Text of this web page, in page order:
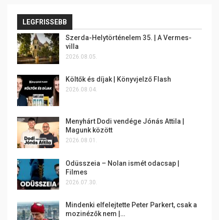
LEGFRISSEBB
Szerda-Helytörténelem 35. | A Vermes-
villa
2026.08.05.
Költők és díjak | Könyvjelző Flash
2026.08.04.
Menyhárt Dodi vendége Jónás Attila |
Magunk között
2026.08.01.
Odüsszeia – Nolan ismét odacsap |
Filmes
2026.07.30.
Mindenki elfelejtette Peter Parkert, csak a
mozinézők nem |…